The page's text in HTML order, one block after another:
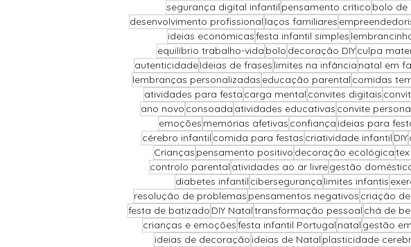
Bem-Estar Familiar Educação
Maternidade Real Finanças Familiares
segurança digital infantil pensamento crítico bolo de
desenvolvimento profissional laços familiares
ideias económicasfesta infantil simples
equilíbrio trabalho-vida bolo decoração DIYculpa
autenticidadeIdeias de frases limites na infância natal em
lembranças personalizadas educação parental comidas
atividades para festa carga mental convites digitais
ano novo consoada atividades educativas convite
emoções memórias afetivas confiança ideias para
cérebro infantil comida para festas criatividade infantil DIY
Crianças pensamento positivo decoração ecológica
controlo parental atividades ao ar livregestão
diabetes infantil cibersegurança limites infantis
resolução de problemas pensamentos negativos criação
festa de batizado DIY Nataltransformação pessoal chá de
crianças e emoçõesfesta infantil Portugal natal gestão
ideias de decoração ideias de Natal plasticidade